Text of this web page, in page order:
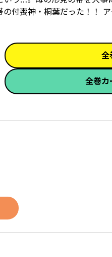
付喪神・桐葉だった！！
全
全巻カ